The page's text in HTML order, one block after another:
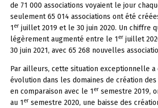
de 71 000 associations voyaient le jour
seulement 65 014 associations ont été
1er juillet 2019 et le 30 juin 2020. Un chiffre
légèrement augmenté entre le 1er juillet
30 juin 2021, avec 65 268 nouvelles
Par ailleurs, cette situation exceptionnelle a
évolution dans les domaines de création des
en comparaison avec le 1er semestre 2019,
au 1er semestre 2020, une baisse des